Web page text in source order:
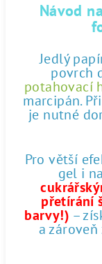
Návod
Jedlý
povrch
potahovací
marcipán.
je nutné
Pro větší
gel i
přetírání
barvy!) –
a